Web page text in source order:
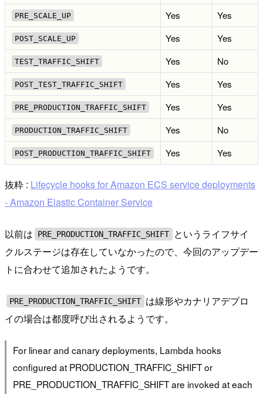
PRE_SCALE_UP Yes Yes
POST_SCALE_UP Yes Yes
TEST_TRAFFIC_SHIFT Yes No
POST_TEST_TRAFFIC_SHIFT Yes Yes
PRE_PRODUCTION_TRAFFIC_SHIFT Yes Yes
PRODUCTION_TRAFFIC_SHIFT Yes No
POST_PRODUCTION_TRAFFIC_SHIFT Yes Yes
抜粋 : Lifecycle hooks for Amazon ECS service deployments
- Amazon Elastic Container Service
以前は PRE_PRODUCTION_TRAFFIC_SHIFT
というライフサイ
クルステージは存在していなかったので、今回のアップデー
トに合わせて追加されたようです。
PRE_PRODUCTION_TRAFFIC_SHIFT は線形やカナリアデプロ
イの場合は都度呼び出されるようです。
For linear and canary deployments, Lambda hooks
configured at PRODUCTION_TRAFFIC_SHIFT or
PRE_PRODUCTION_TRAFFIC_SHIFT are invoked at each